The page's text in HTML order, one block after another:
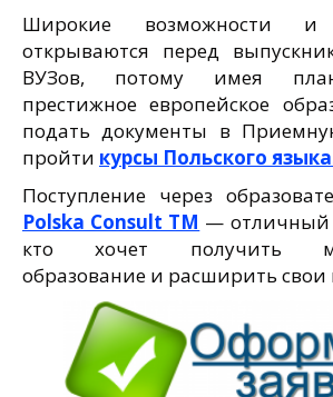
Широкие возможности и
открываются перед
ВУЗов, потому имея
престижное европейское
подать документы в
пройти курсы Польского
Поступление через
Polska Consult TM — отличный
кто хочет получить
образование и расширить свои